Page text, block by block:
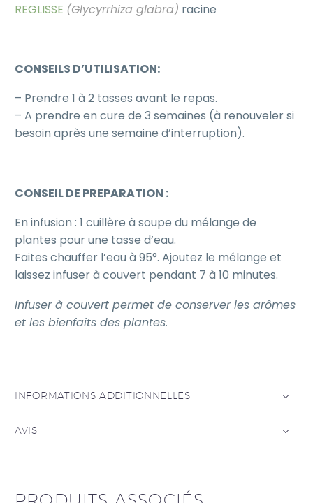
REGLISSE (Glycyrrhiza glabra) racine
CONSEILS D’UTILISATION:
– Prendre 1 à 2 tasses avant le repas.
– A prendre en cure de 3 semaines (à renouveler si
besoin après une semaine d’interruption).
CONSEIL DE PREPARATION :
En infusion : 1 cuillère à soupe du mélange de
plantes pour une tasse d’eau.
Faites chauffer l’eau à 95°. Ajoutez le mélange et
laissez infuser à couvert pendant 7 à 10 minutes.
Infuser à couvert permet de conserver les arômes
et les bienfaits des plantes.
INFORMATIONS ADDITIONNELLES
AVIS